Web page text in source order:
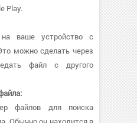
Play.
ваше устройство с
можно сделать через
файл с другого
файлов для поиска